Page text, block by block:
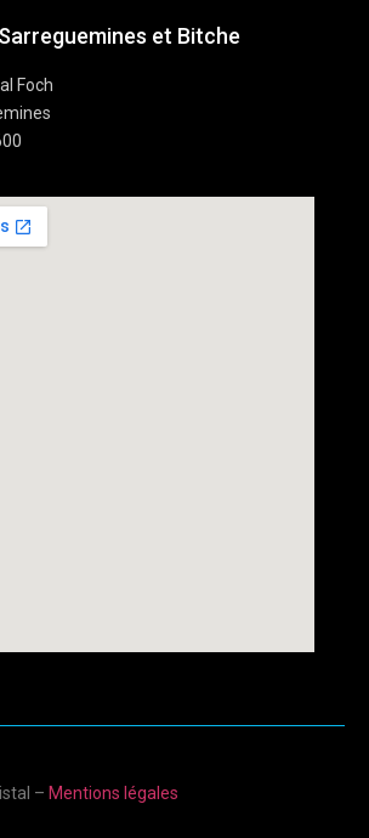
et Bitche
Foch
– Mentions légales